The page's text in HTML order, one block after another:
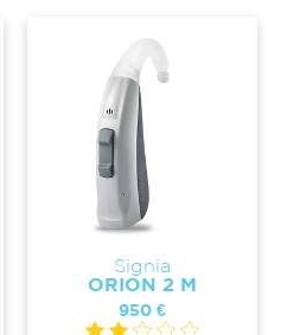
Signia
ORION 2 M
950 €